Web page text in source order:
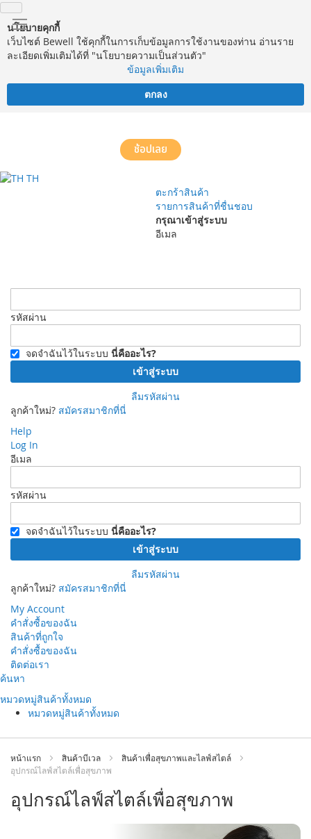
นโยบายคุกกี้
เว็บไซต์ Bewell ใช้คุกกี้ในการเก็บข้อมูลการใช้งานของท่าน อ่านราย
ละเอียดเพิ่มเติมได้ที่ "นโยบายความเป็นส่วนตัว"
ข้อมูลเพิ่มเติม
ตกลง
ช้อปเลย
TH
ตะกร้าสินค้า
รายการสินค้าที่ชื่นชอบ
กรุณาเข้าสู่ระบบ
อีเมล
รหัสผ่าน
จดจำฉันไว้ในระบบ นี่คืออะไร?
เข้าสู่ระบบ
ลืมรหัสผ่าน
ลูกค้าใหม่? สมัครสมาชิกที่นี่
Help
Log In
อีเมล
รหัสผ่าน
จดจำฉันไว้ในระบบ นี่คืออะไร?
เข้าสู่ระบบ
ลืมรหัสผ่าน
ลูกค้าใหม่? สมัครสมาชิกที่นี่
My Account
คำสั่งซื้อของฉัน
สินค้าที่ถูกใจ
คำสั่งซื้อของฉัน
ติดต่อเรา
ข้าม
ที่
เนื้อหา
ค้นหา
หมวดหมู่สินค้าทั้งหมด
หมวดหมู่สินค้าทั้งหมด
หน้าแรก สินค้าบีเวล
สินค้าเพื่อสุขภาพและไลฟ์สไตล์
อุปกรณ์ไลฟ์สไตล์เพื่อสุขภาพ
อุปกรณ์ไลฟ์สไตล์เพื่อสุขภาพ